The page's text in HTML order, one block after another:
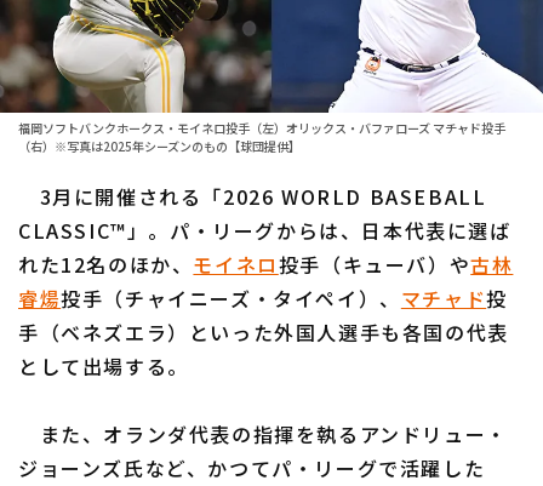
順位表･成績
1軍公式戦
ファーム東地区
ファーム中地区
ファーム西地区
交流戦
選手名鑑
選手名鑑トップ
北海道日本ハムファイターズ
東北楽天ゴールデンイーグルス
埼玉西武ライオンズ
千葉ロッテマリーンズ
福岡ソフトバンクホークス
ニュース
設定
福岡ソフトバンクホークス・モイネロ投手（左）オリックス・バファローズ マチャド投手
（右）※写真は2025年シーズンのもの【球団提供】
3月に開催される「2026 WORLD BASEBALL
CLASSIC™」。パ・リーグからは、日本代表に選ば
れた12名のほか、 モイネロ投手（キューバ）や古林
睿煬投手（チャイニーズ・タイペイ）、 マチャド投
手（ベネズエラ）といった外国人選手も各国の代表
として出場する。
また、オランダ代表の指揮を執るアンドリュー・
ジョーンズ氏など、かつてパ・リーグで活躍した